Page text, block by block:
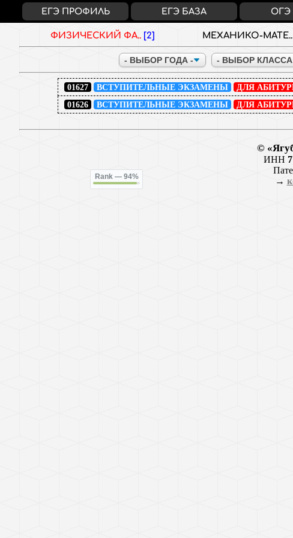
ФИЗИЧЕСКИЙ ФА.. [2] МЕХАНИКО-МАТЕ..
01627 ВСТУПИТЕЛЬНЫЕ ЭКЗАМЕНЫ ДЛЯ
01626 ВСТУПИТЕЛЬНЫЕ ЭКЗАМЕНЫ ДЛЯ
ЕГЭ ПРОФИЛЬ ЕГЭ БАЗА ОГЭ
Rank— 94%
©
ИНН
→